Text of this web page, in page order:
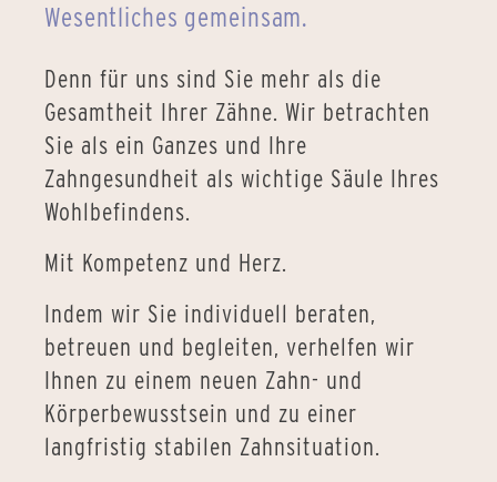
Wesentliches gemeinsam.
Denn für uns sind Sie mehr als die
Gesamtheit Ihrer Zähne. Wir betrachten
Sie als ein Ganzes und Ihre
Zahngesundheit als wichtige Säule Ihres
Wohlbefindens.
Mit Kompetenz und Herz.
Indem wir Sie individuell beraten,
betreuen und begleiten, verhelfen wir
Ihnen zu einem neuen Zahn- und
Körperbewusstsein und zu einer
langfristig stabilen Zahnsituation.